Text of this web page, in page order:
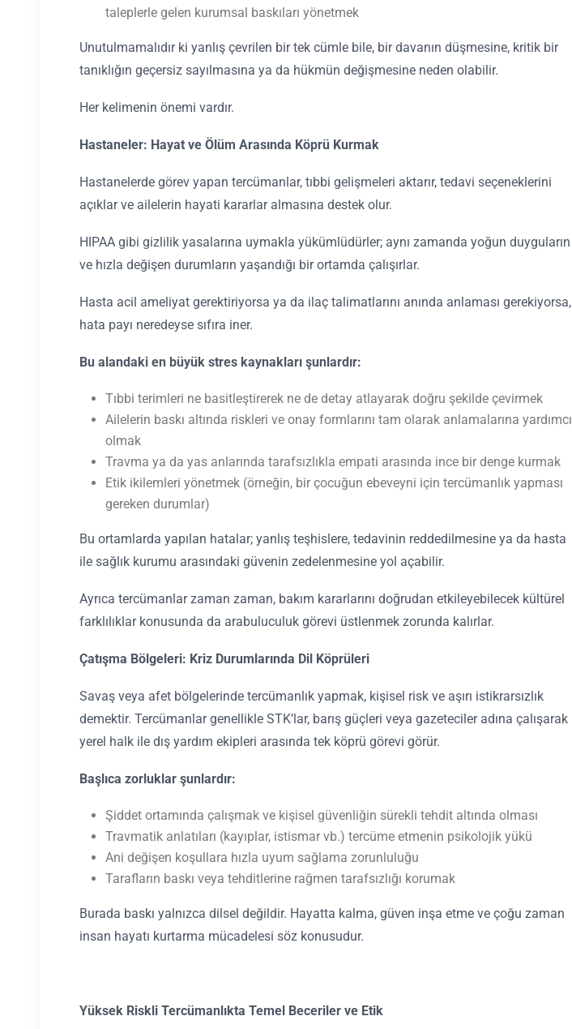
taleplerle gelen kurumsal baskıları yönetmek
Unutulmamalıdır ki yanlış çevrilen bir tek cümle bile, bir davanın düşmesine, kritik bir
tanıklığın geçersiz sayılmasına ya da hükmün değişmesine neden olabilir.
Her kelimenin önemi vardır.
Hastaneler: Hayat ve Ölüm Arasında Köprü Kurmak
Hastanelerde görev yapan tercümanlar, tıbbi gelişmeleri aktarır, tedavi seçeneklerini
açıklar ve ailelerin hayati kararlar almasına destek olur.
HIPAA gibi gizlilik yasalarına uymakla yükümlüdürler; aynı zamanda yoğun duyguların
ve hızla değişen durumların yaşandığı bir ortamda çalışırlar.
Hasta acil ameliyat gerektiriyorsa ya da ilaç talimatlarını anında anlaması gerekiyorsa,
hata payı neredeyse sıfıra iner.
Bu alandaki en büyük stres kaynakları şunlardır:
Tıbbi terimleri ne basitleştirerek ne de detay atlayarak doğru şekilde çevirmek
Ailelerin baskı altında riskleri ve onay formlarını tam olarak anlamalarına yardımcı
olmak
Travma ya da yas anlarında tarafsızlıkla empati arasında ince bir denge kurmak
Etik ikilemleri yönetmek (örneğin, bir çocuğun ebeveyni için tercümanlık yapması
gereken durumlar)
Bu ortamlarda yapılan hatalar; yanlış teşhislere, tedavinin reddedilmesine ya da hasta
ile sağlık kurumu arasındaki güvenin zedelenmesine yol açabilir.
Ayrıca tercümanlar zaman zaman, bakım kararlarını doğrudan etkileyebilecek kültürel
farklılıklar konusunda da arabuluculuk görevi üstlenmek zorunda kalırlar.
Çatışma Bölgeleri: Kriz Durumlarında Dil Köprüleri
Savaş veya afet bölgelerinde tercümanlık yapmak, kişisel risk ve aşırı istikrarsızlık
demektir. Tercümanlar genellikle STK’lar, barış güçleri veya gazeteciler adına çalışarak
yerel halk ile dış yardım ekipleri arasında tek köprü görevi görür.
Başlıca zorluklar şunlardır:
Şiddet ortamında çalışmak ve kişisel güvenliğin sürekli tehdit altında olması
Travmatik anlatıları (kayıplar, istismar vb.) tercüme etmenin psikolojik yükü
Ani değişen koşullara hızla uyum sağlama zorunluluğu
Tarafların baskı veya tehditlerine rağmen tarafsızlığı korumak
Burada baskı yalnızca dilsel değildir. Hayatta kalma, güven inşa etme ve çoğu zaman
insan hayatı kurtarma mücadelesi söz konusudur.
Yüksek Riskli Tercümanlıkta Temel Beceriler ve Etik